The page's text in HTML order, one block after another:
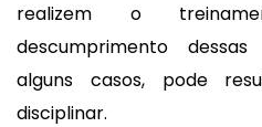
realizem o
descumprimento
alguns casos, pode
disciplinar.